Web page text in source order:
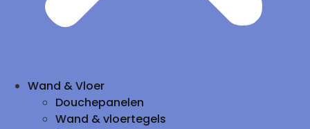
Wand & Vloer
Douchepanelen
Wand & vloertegels